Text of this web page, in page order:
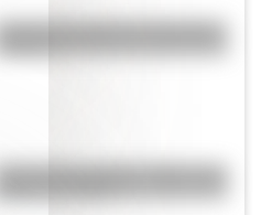
¿Cuál es el origen de la palabra
Cruce de los Andes: 5 datos que